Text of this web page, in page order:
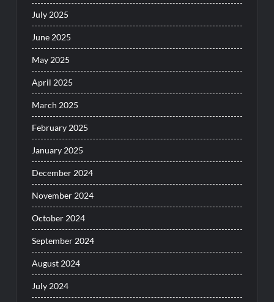
July 2025
June 2025
May 2025
April 2025
March 2025
February 2025
January 2025
December 2024
November 2024
October 2024
September 2024
August 2024
July 2024